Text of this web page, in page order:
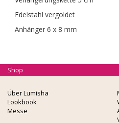
Edelstahl vergoldet
Anhänger 6 x 8 mm
Über Lumisha
Lookbook
Messe
Shop